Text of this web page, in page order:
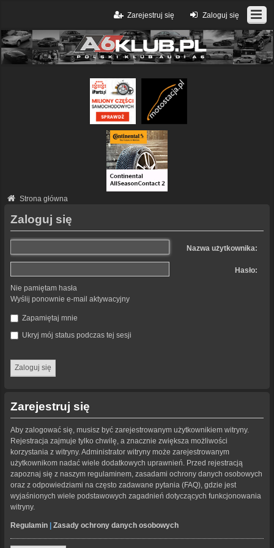
Zaloguj się
Zarejestruj się
Strona główna
Zaloguj się
Nazwa użytkownika:
Hasło:
Nie pamiętam hasła
Wyślij ponownie e-mail aktywacyjny
Zapamiętaj mnie
Ukryj mój status podczas tej sesji
Zarejestruj się
Aby zalogować się, musisz być zarejestrowanym użytkownikiem witryny.
Rejestracja zajmuje tylko chwilę, a znacznie zwiększa możliwości
korzystania z witryny. Administrator witryny może zarejestrowanym
użytkownikom nadać wiele dodatkowych uprawnień. Przed rejestracją
zapoznaj się z naszym regulaminem, zasadami ochrony danych osobowych
oraz z odpowiedziami na często zadawane pytania (FAQ), gdzie jest
wyjaśnionych wiele podstawowych zagadnień dotyczących funkcjonowania
witryny.
Regulamin Zasady ochrony danych osobowych